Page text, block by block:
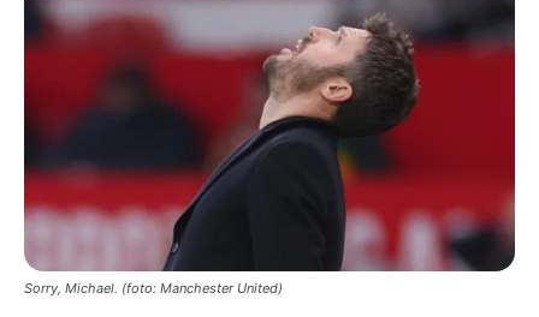
Sorry, Michael. (foto: Manchester United)